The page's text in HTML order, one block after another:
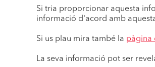
Si tria proporcionar aquesta
informació d'acord amb
Si us plau mira també la pàgina
La seva informació pot ser